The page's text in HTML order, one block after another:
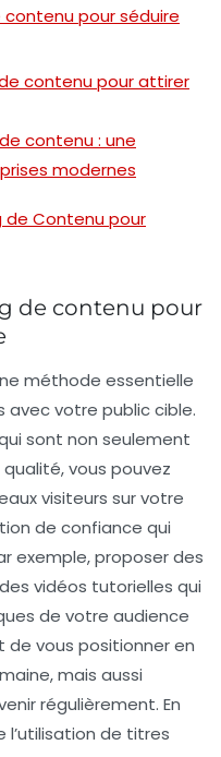
pour séduire
contenu pour attirer
contenu : une
modernes
de Contenu pour
de contenu pour
méthode essentielle
avec votre public cible.
sont non seulement
qualité, vous pouvez
visiteurs sur votre
de confiance qui
exemple, proposer des
vidéos tutorielles qui
de votre audience
vous positionner en
mais aussi
régulièrement. En
de titres